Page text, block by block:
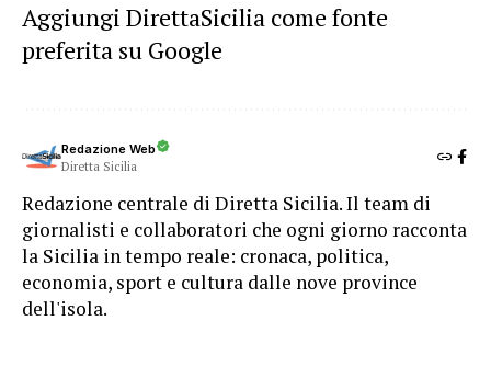
Aggiungi DirettaSicilia come fonte
preferita su Google
Redazione Web
Diretta Sicilia
Redazione centrale di Diretta Sicilia. Il team di
giornalisti e collaboratori che ogni giorno racconta
la Sicilia in tempo reale: cronaca, politica,
economia, sport e cultura dalle nove province
dell'isola.